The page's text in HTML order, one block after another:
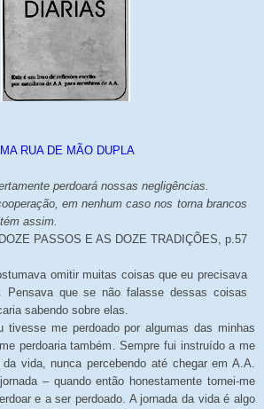
RUA DE MÃO DUPLA
perdoará nossas negligências.
em nenhum caso nos torna brancos
assim.
PASSOS E AS DOZE TRADIÇÕES, p.57
omitir muitas coisas que eu precisava
Pensava que se não falasse dessas coisas
sabendo sobre elas.
tivesse me perdoado por algumas das minhas
perdoaria também. Sempre fui instruído a me
vida, nunca percebendo até chegar em A.A.
– quando então honestamente tornei-me
e a ser perdoado. A jornada da vida é algo